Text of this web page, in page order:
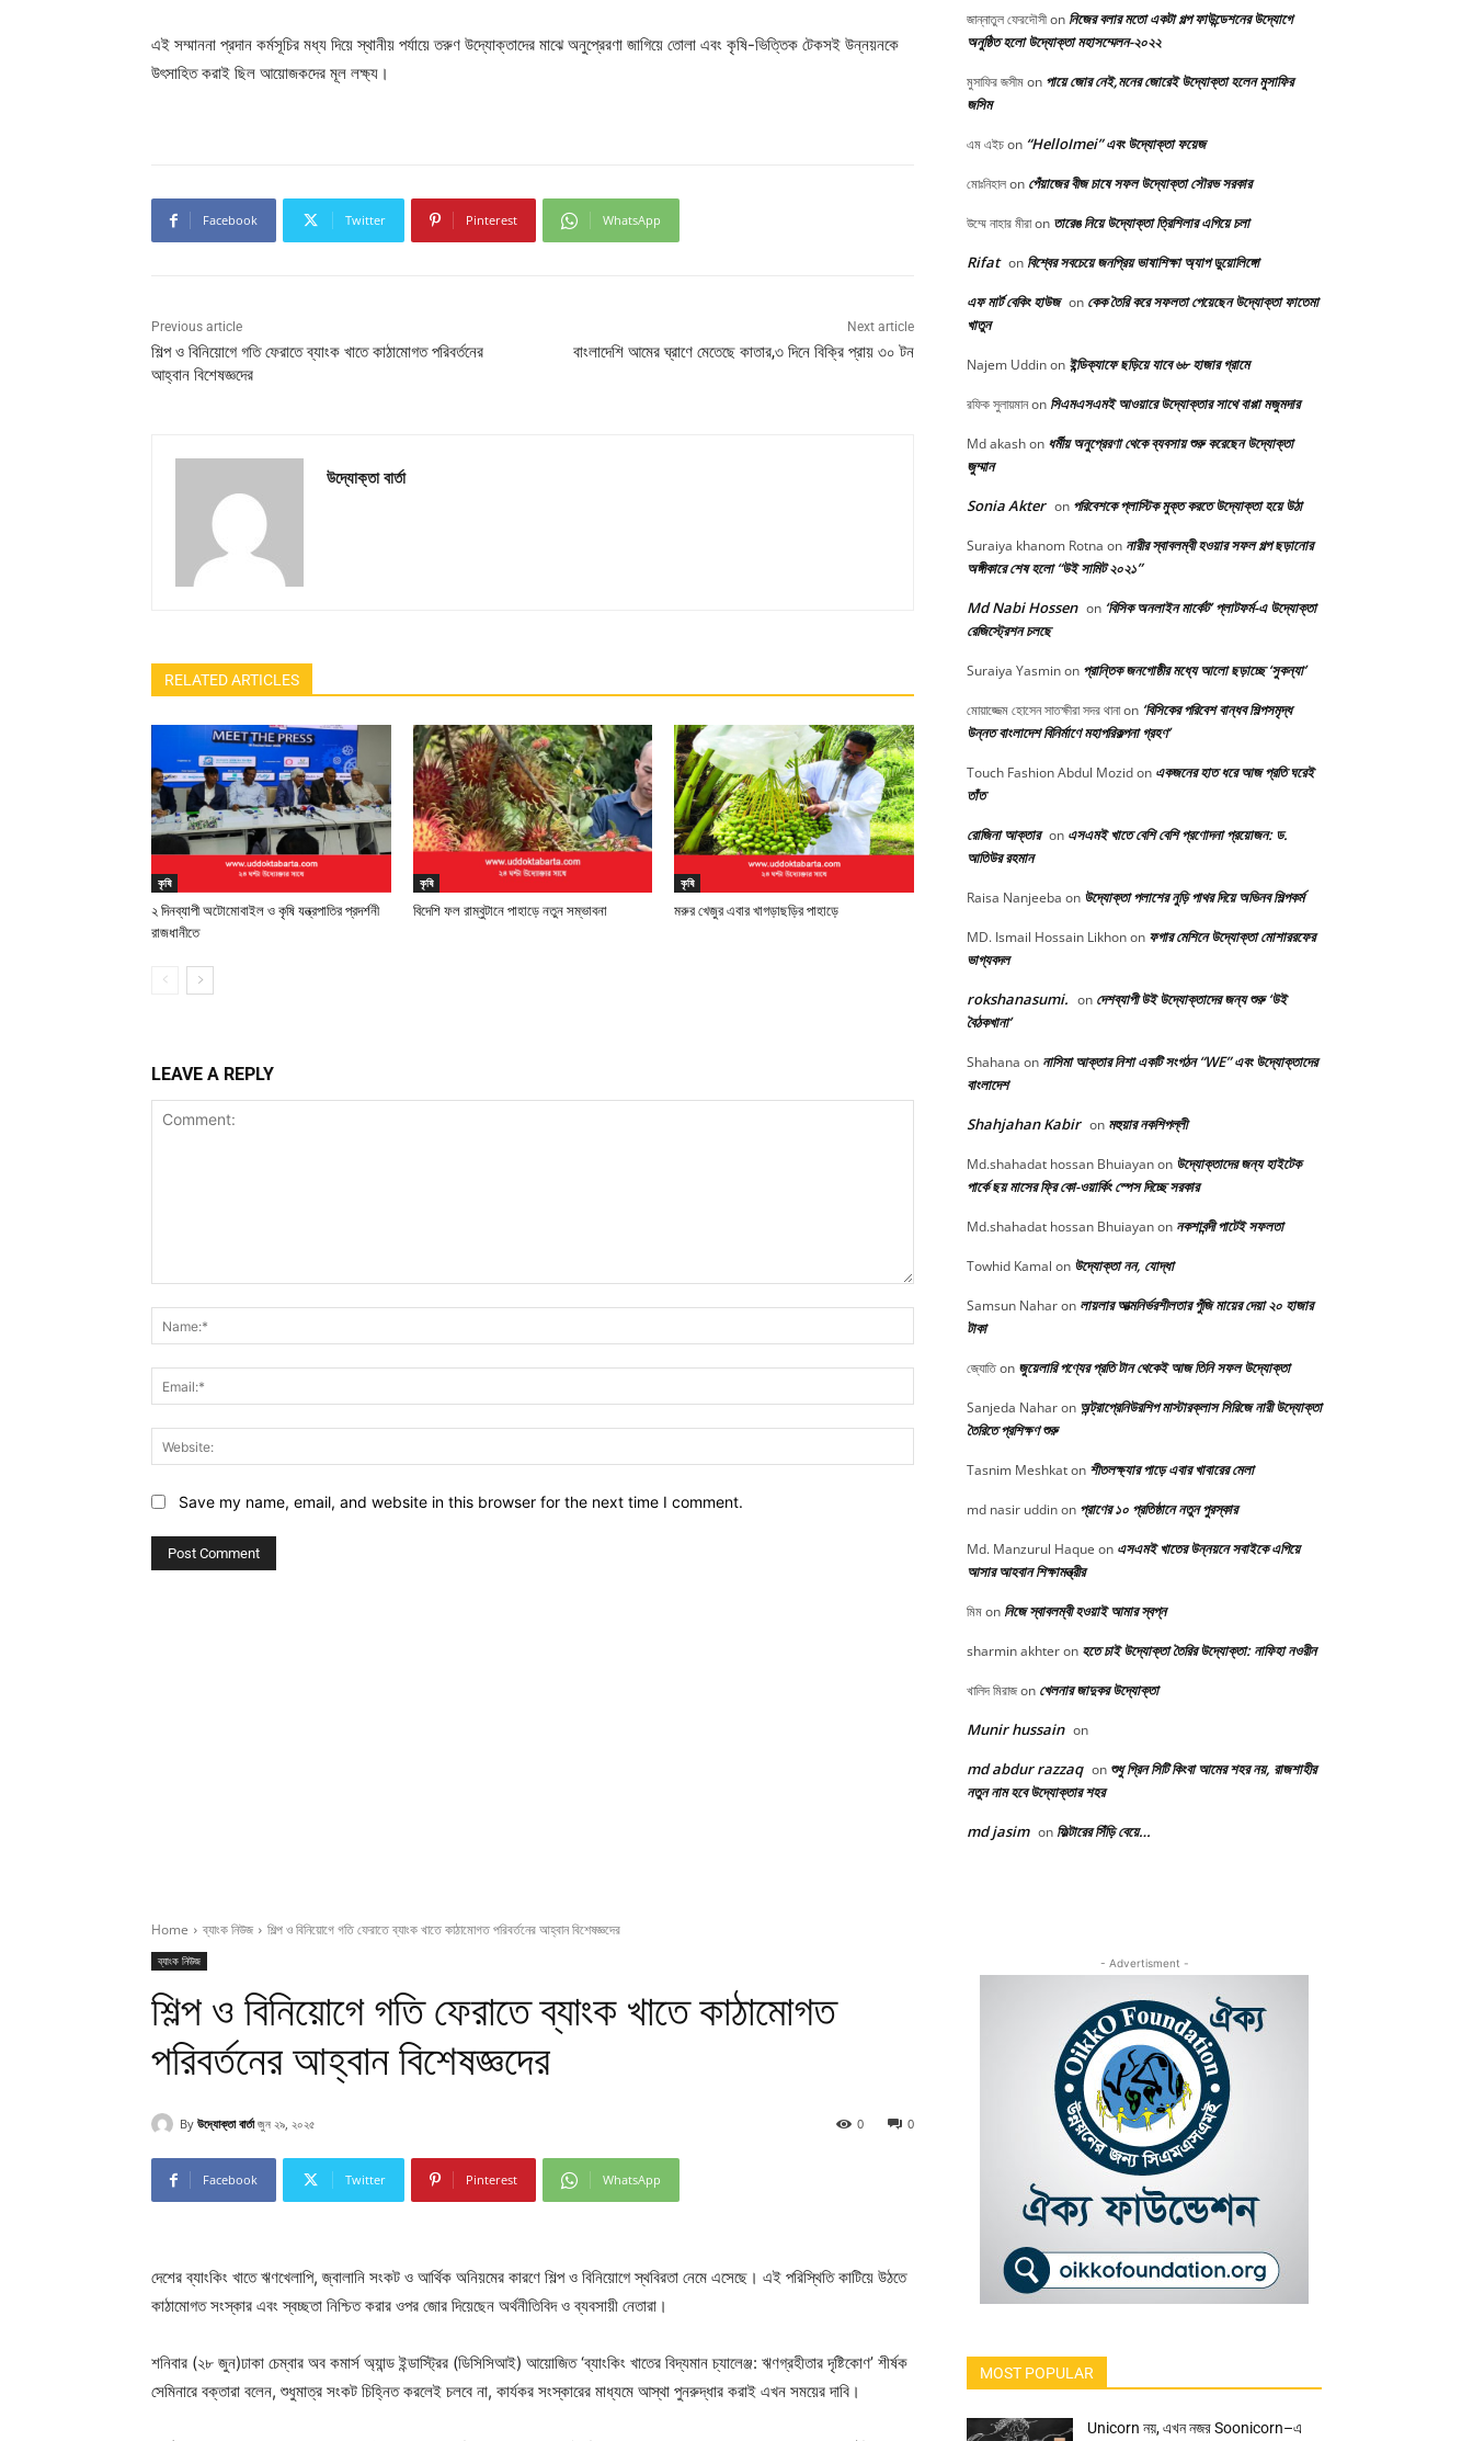
এই সম্মাননা প্রদান কর্মসূচির মধ্য দিয়ে স্থানীয় পর্যায়ে তরুণ উদ্যোক্তাদের মাঝে অনুপ্রেরণা জাগিয়ে তোলা এবং কৃষি-ভিত্তিক টেকসই উন্নয়নকে
উৎসাহিত করাই ছিল আয়োজকদের মূল লক্ষ্য।
Facebook Twitter Pinterest WhatsApp
Previous article
শিল্প ও বিনিয়োগে গতি ফেরাতে ব্যাংক খাতে কাঠামোগত পরিবর্তনের
আহ্বান বিশেষজ্ঞদের
Next article
বাংলাদেশি আমের ঘ্রাণে মেতেছে কাতার,৩ দিনে বিক্রি প্রায় ৩০ টন
উদ্যোক্তা বার্তা
RELATED ARTICLES
কৃষি
২ দিনব্যাপী অটোমোবাইল ও কৃষি যন্ত্রপাতির প্রদর্শনী
রাজধানীতে
কৃষি
বিদেশি ফল রাম্বুটানে পাহাড়ে নতুন সম্ভাবনা
কৃষি
মরুর খেজুর এবার খাগড়াছড়ির পাহাড়ে
LEAVE A REPLY
Website:
Save my name, email, and website in this browser for the next time I comment.
জান্নাতুল ফেরদৌসীon নিজের বলার মতো একটা গল্প ফাউন্ডেশনের উদ্যোগে
অনুষ্ঠিত হলো উদ্যোক্তা মহাসম্মেলন-২০২২
মুসাফির জসীমon পায়ে জোর নেই,মনের জোরেই উদ্যোক্তা হলেন মুসাফির
জসিম
এম এইচon “HelloImei” এবং উদ্যোক্তা ফয়েজ
মোঃনিহালon পেঁয়াজের বীজ চাষে সফল উদ্যোক্তা সৌরভ সরকার
উম্মে নাহার মীরাon তারেঙ নিয়ে উদ্যোক্তা ত্রিশিলার এগিয়ে চলা
Rifat on বিশ্বের সবচেয়ে জনপ্রিয় ভাষাশিক্ষা অ্যাপ ডুয়োলিঙ্গো
এফ মার্ট বেকিং হাউজ on কেক তৈরি করে সফলতা পেয়েছেন উদ্যোক্তা ফাতেমা
খাতুন
Najem Uddinon ইন্ডিক্যাফে ছড়িয়ে যাবে ৬৮ হাজার গ্রামে
রফিক সুলায়মানon সিএমএসএমই আওয়ারে উদ্যোক্তার সাথে বাপ্পা মজুমদার
Md akashon ধর্মীয় অনুপ্রেরণা থেকে ব্যবসায় শুরু করেছেন উদ্যোক্তা
জুম্মান
Sonia Akter on পরিবেশকে প্লাস্টিক মুক্ত করতে উদ্যোক্তা হয়ে উঠা
Suraiya khanom Rotna on নারীর স্বাবলম্বী হওয়ার সফল গল্প ছড়ানোর
অঙ্গীকারে শেষ হলো “উই সামিট ২০২১”
Md Nabi Hossen on ‘বিসিক অনলাইন মার্কেট’ প্লাটফর্ম-এ উদ্যোক্তা
রেজিস্ট্রেশন চলছে
Suraiya Yasminon প্রান্তিক জনগোষ্ঠীর মধ্যে আলো ছড়াচ্ছে ‘সুকন্যা’
মোয়াজ্জেম হোসেন সাতক্ষীরা সদর থানাon ‘বিসিকের পরিবেশ বান্ধব শিল্পসমৃদ্ধ
উন্নত বাংলাদেশ বিনির্মাণে মহাপরিকল্পনা গ্রহণ’
Touch Fashion Abdul Mozidon একজনের হাত ধরে আজ প্রতি ঘরেই
তাঁত
রোজিনা আক্তার on এসএমই খাতে বেশি বেশি প্রণোদনা প্রয়োজন: ড.
আতিউর রহমান
Raisa Nanjeeba on উদ্যোক্তা পলাশের নুড়ি পাথর দিয়ে অভিনব শিল্পকর্ম
MD. Ismail Hossain Likhonon ফগার মেশিনে উদ্যোক্তা মোশাররফের
ভাগ্যবদল
rokshanasumi. on দেশব্যাপী উই উদ্যোক্তাদের জন্য শুরু ‘উই
বৈঠকখানা’
Shahana on নাসিমা আক্তার নিশা একটি সংগঠন “WE” এবং উদ্যোক্তাদের
বাংলাদেশ
Shahjahan Kabir on মহুয়ার নকশিপল্লী
Md.shahadat hossan Bhuiayanon উদ্যোক্তাদের জন্য হাইটেক
পার্কে ছয় মাসের ফ্রি কো-ওয়ার্কিং স্পেস দিচ্ছে সরকার
Md.shahadat hossan Bhuiayanon নকশাবন্দী পাটেই সফলতা
Towhid Kamal on উদ্যোক্তা নন, যোদ্ধা
Samsun Naharon লায়লার আত্মনির্ভরশীলতার পুঁজি মায়ের দেয়া ২০ হাজার
টাকা
জ্যোতিon জুয়েলারি পণ্যের প্রতি টান থেকেই আজ তিনি সফল উদ্যোক্তা
Sanjeda Naharon অন্ট্রাপ্রেনিউরশিপ মাস্টারক্লাস সিরিজে নারী উদ্যোক্তা
তৈরিতে প্রশিক্ষণ শুরু
Tasnim Meshkaton শীতলক্ষ্যার পাড়ে এবার খাবারের মেলা
md nasir uddinon প্রাণের ১০ প্রতিষ্ঠানে নতুন পুরস্কার
Md. Manzurul Haque on এসএমই খাতের উন্নয়নে সবাইকে এগিয়ে
আসার আহবান শিক্ষামন্ত্রীর
মিমon নিজে স্বাবলম্বী হওয়াই আমার স্বপ্ন
sharmin akhteron হতে চাই উদ্যোক্তা তৈরির উদ্যোক্তা: নাফিহা নওরীন
খালিদ মিরাজon খেলনার জাদুকর উদ্যোক্তা
Munir hussain on
md abdur razzaq on শুধু গ্রিন সিটি কিংবা আমের শহর নয়, রাজশাহীর
নতুন নাম হবে উদ্যোক্তার শহর
md jasim on ফিল্টারের সিঁড়ি বেয়ে…